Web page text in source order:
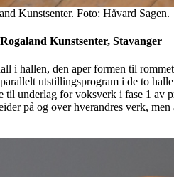
Kunstsenter. Foto: Håvard Sagen.
Kunstsenter, Stavanger
i hallen, den aper formen til
utstillingsprogram i de to
underlag for voksverk i fase 1
på og over hverandres verk,